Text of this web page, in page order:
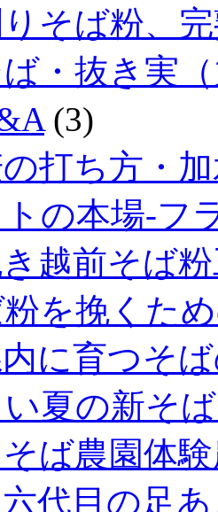
そば粉、
・抜き実
(3)
打ち方・
の本場‐フ
越前そば
を挽くた
に育つそ
夏の新そ
ば農園体
代目の足